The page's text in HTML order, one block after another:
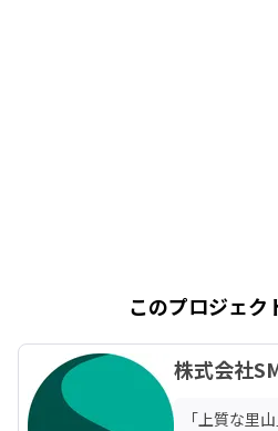
このプロジェク
株式会社
「上質な里